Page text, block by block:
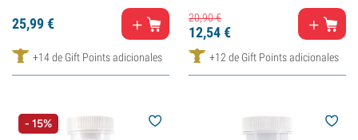
25,99€
+14 de Gift Points adicionales
20,90€
12,54€
+12 de Gift Points adicionales
- 15%